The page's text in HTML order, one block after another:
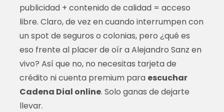
publicidad + contenido de calidad = acceso
libre. Claro, de vez en cuando interrumpen con
un spot de seguros o colonias, pero ¿qué es
eso frente al placer de oír a Alejandro Sanz en
vivo? Así que no, no necesitas tarjeta de
crédito ni cuenta premium para escuchar
Cadena Dial online. Solo ganas de dejarte
llevar.